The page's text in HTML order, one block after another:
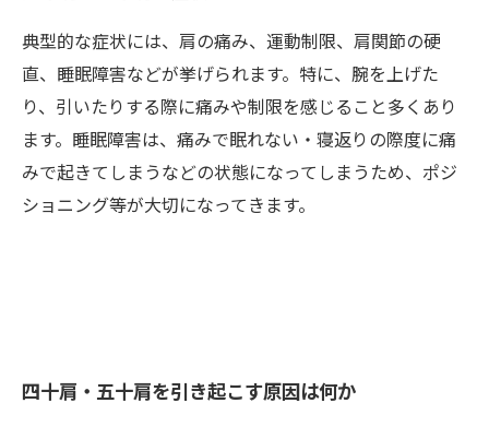
典型的な症状には、肩の痛み、運動制限、肩関節の硬
直、睡眠障害などが挙げられます。特に、腕を上げた
り、引いたりする際に痛みや制限を感じること多くあり
ます。睡眠障害は、痛みで眠れない・寝返りの際度に痛
みで起きてしまうなどの状態になってしまうため、ポジ
ショニング等が大切になってきます。
四十肩・五十肩を引き起こす原因は何か